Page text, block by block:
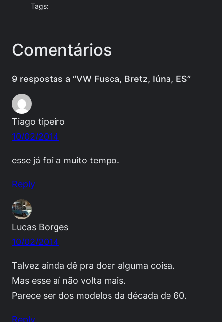
Tags:
Comentários
9 respostas a “VW Fusca, Bretz, Iúna, ES”
Tiago tipeiro
10/02/2014
esse já foi a muito tempo.
Reply
Lucas Borges
10/02/2014
Talvez ainda dê pra doar alguma coisa.
Mas esse aí não volta mais.
Parece ser dos modelos da década de 60.
Reply